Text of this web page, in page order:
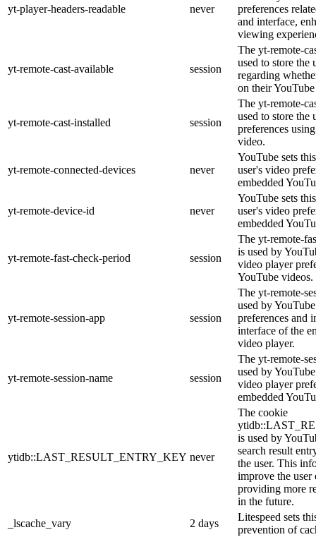
yt-player-headers-readable never
preferences
and interface,
viewing
yt-remote-cast-available session
The yt-remote-
used to store the
regarding
on their
yt-remote-cast-installed session
The yt-remote-
used to store the
preferences
video.
yt-remote-connected-devices never
YouTube sets
user's video
embedded
yt-remote-device-id never
YouTube sets
user's video
embedded
yt-remote-fast-check-period session
The yt-remote-
is used by
video player
YouTube videos.
yt-remote-session-app session
The yt-remote-
used by
preferences and
interface of the
video player.
yt-remote-session-name session
The yt-remote-
used by
video player
embedded
ytidb::LAST_RESULT_ENTRY_KEY never
The cookie
is used by
search result
the user. This
improve the user
providing more
in the future.
_lscache_vary
2 days
Litespeed sets
prevention of